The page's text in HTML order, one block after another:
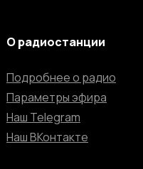
О радиостанции
Подробнее о радио
Параметры эфира
Наш Telegram
Наш ВКонтакте